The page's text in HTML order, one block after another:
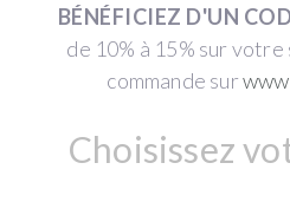
BÉNÉFICIEZ D'UN
de 10% à 15% sur
commande sur
Choisissez